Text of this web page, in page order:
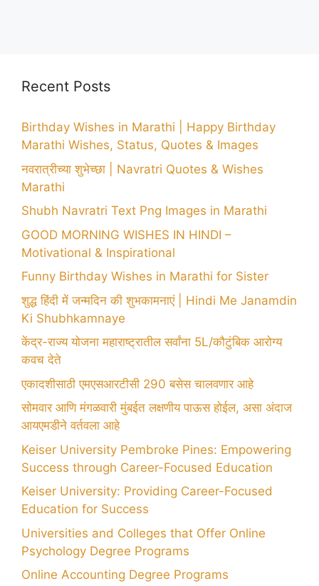
Recent Posts
Birthday Wishes in Marathi | Happy Birthday
Marathi Wishes, Status, Quotes & Images
नवरात्रीच्या शुभेच्छा | Navratri Quotes & Wishes
Marathi
Shubh Navratri Text Png Images in Marathi
GOOD MORNING WISHES IN HINDI –
Motivational & Inspirational
Funny Birthday Wishes in Marathi for Sister
शुद्ध हिंदी में जन्मदिन की शुभकामनाएं | Hindi Me Janamdin
Ki Shubhkamnaye
केंद्र-राज्य योजना महाराष्ट्रातील सर्वांना 5L/कौटुंबिक आरोग्य
कवच देते
एकादशीसाठी एमएसआरटीसी 290 बसेस चालवणार आहे
सोमवार आणि मंगळवारी मुंबईत लक्षणीय पाऊस होईल, असा अंदाज
आयएमडीने वर्तवला आहे
Keiser University Pembroke Pines: Empowering
Success through Career-Focused Education
Keiser University: Providing Career-Focused
Education for Success
Universities and Colleges that Offer Online
Psychology Degree Programs
Online Accounting Degree Programs